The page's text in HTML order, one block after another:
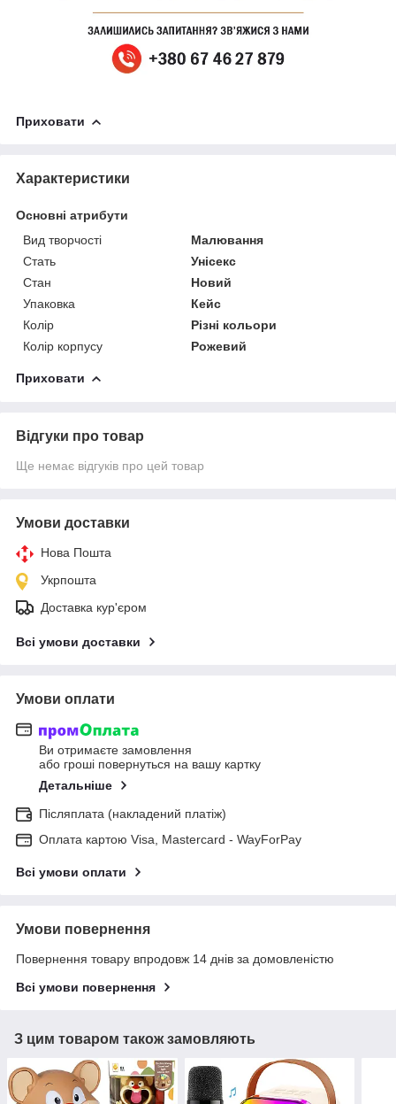
Приховати
Характеристики
Основні атрибути
Вид творчості
Малювання
Стать
Унісекс
Стан
Новий
Упаковка
Кейс
Колір
Різні кольори
Колір корпусу
Рожевий
Приховати
Відгуки про товар
Ще немає відгуків про цей товар
Умови доставки
Нова Пошта
Укрпошта
Доставка кур'єром
Всі умови доставки
Умови оплати
Ви отримаєте замовлення
або гроші повернуться на вашу картку
Детальніше
Післяплата (накладений платіж)
Оплата картою Visa, Mastercard - WayForPay
Всі умови оплати
Умови повернення
Повернення товару впродовж 14 днів за домовленістю
Всі умови повернення
З цим товаром також замовляють